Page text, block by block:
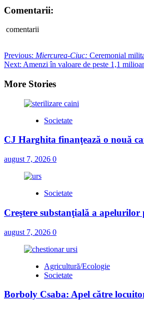
Comentarii:
comentarii
Post
navigation
Previous: Miercurea-Ciuc: Ceremonial
Next: Amenzi în valoare de peste 1,1
More Stories
Societate
CJ Harghita finanţează o nouă
august 7, 2026 0
Societate
Creştere substanţială a
august 7, 2026 0
Agricultură/Ecologie
Societate
Borboly Csaba: Apel către